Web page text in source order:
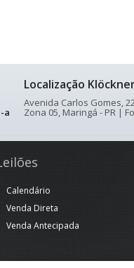
a
Localização
Avenida Carlos Gomes,
Zona 05, Maringá - PR |
Calendário
Venda Direta
Venda Antecipada